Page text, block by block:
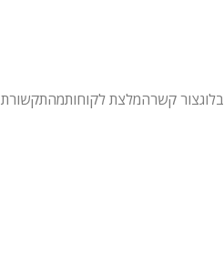
בלוגצור קשרהמלצת לקוחותמהתקשורת